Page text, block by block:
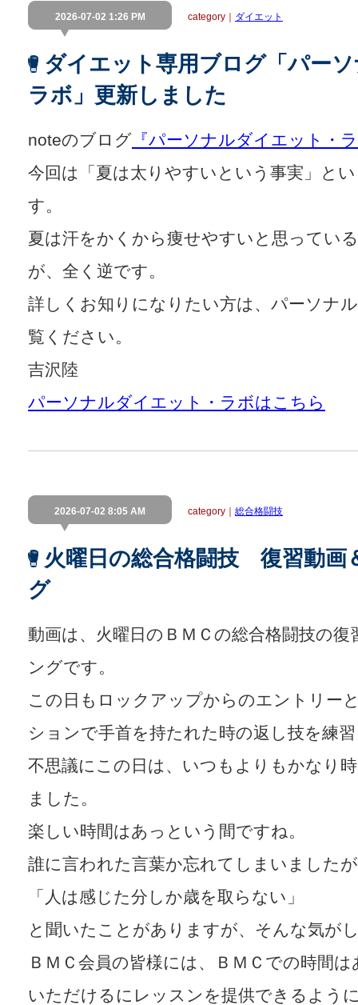
2026-07-02 1:26 PM category｜ ダイエット
ダイエット専用ブログ「パー
ラボ」更新しました
noteのブログ 『パーソナルダイエット・
今回は「夏は太りやすいという事実」と
す。
夏は汗をかくから痩せやすいと思ってい
が、全く逆です。
詳しくお知りになりたい方は、パーソナ
覧ください。
吉沢陸
パーソナルダイエット・ラボはこちら
2026-07-02 8:05 AM category｜ 総合格闘技
火曜日の総合格闘技 復習動画
グ
動画は、火曜日のＢＭＣの総合格闘技の
ングです。
この日もロックアップからのエントリー
ションで手首を持たれた時の返し技を練
不思議にこの日は、いつもよりもかなり
ました。
楽しい時間はあっという間ですね。
誰に言われた言葉か忘れてしまいました
「人は感じた分しか歳を取らない」
と聞いたことがありますが、そんな気が
ＢＭＣ会員の皆様には、ＢＭＣでの時間
いただけるにレッスンを提供できるよう